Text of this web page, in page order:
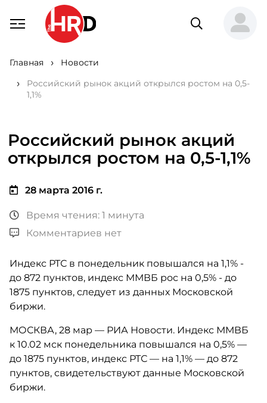
Главная
Новости
Российский рынок акций открылся ростом на 0,5-
1,1%
Российский рынок акций
открылся ростом на 0,5-1,1%
28 марта 2016 г.
Время чтения: 1 минута
Комментариев нет
Индекс РТС в понедельник повышался на 1,1% -
до 872 пунктов, индекс ММВБ рос на 0,5% - до
1875 пунктов, следует из данных Московской
биржи.
МОСКВА, 28 мар — РИА Новости. Индекс ММВБ
к 10.02 мск понедельника повышался на 0,5% —
до 1875 пунктов, индекс РТС — на 1,1% — до 872
пунктов, свидетельствуют данные Московской
биржи.